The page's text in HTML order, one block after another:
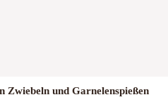
und Garnelenspießen